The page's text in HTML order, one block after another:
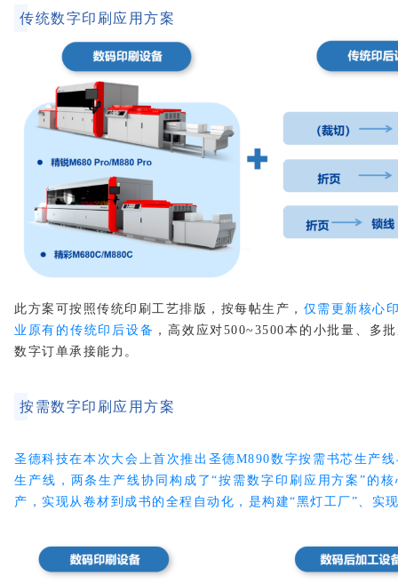
传统数字印刷应用方案
此方案可按照传统印刷工艺排版，按每帖生产， 仅需更新核心
业原有的传统印后设备 ，高效应对500~3500本的小批量、多
数字订单承接能力。
按需数字印刷应用方案
圣德科技在本次大会上首次推出圣德M890数字按需书芯生产
生产线， 两条生产线协同 构成了“按需数字印刷应用方案”的
产，实现从卷材到成书的全程自动化，是构建“黑灯工厂”、实